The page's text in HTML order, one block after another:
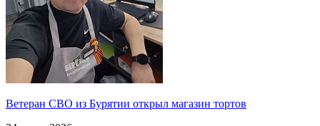
Ветеран СВО из Бурятии открыл магазин тортов